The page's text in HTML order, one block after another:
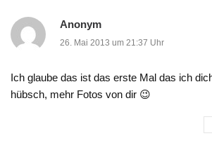
Anonym
26. Mai 2013 um 21:37 Uhr
Ich glaube das ist das erste Mal das ich
hübsch, mehr Fotos von dir 😉